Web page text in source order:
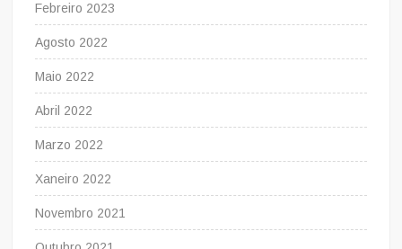
Febreiro 2023
Agosto 2022
Maio 2022
Abril 2022
Marzo 2022
Xaneiro 2022
Novembro 2021